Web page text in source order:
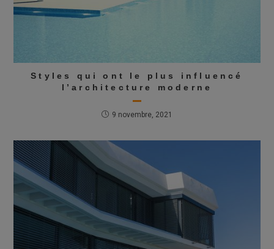
Styles qui ont le plus influencé
l’architecture moderne
9 novembre, 2021